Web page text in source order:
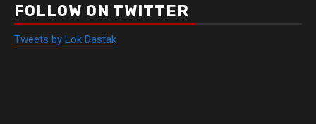
FOLLOW ON TWITTER
Tweets by Lok Dastak